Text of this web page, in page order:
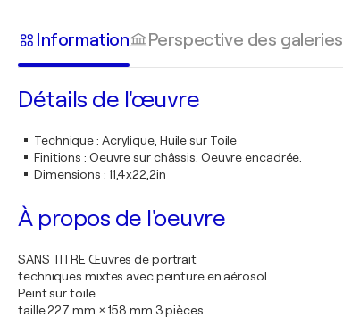
Information Perspective des galeries
Détails de l'œuvre
Technique: Acrylique, Huile sur Toile
Finitions : Oeuvre sur châssis. Oeuvre encadrée.
Dimensions : 11,4x22,2in
À propos de l'oeuvre
SANS TITRE Œuvres de portrait
techniques mixtes avec peinture en aérosol
Peint sur toile
taille 227 mm × 158 mm 3 pièces